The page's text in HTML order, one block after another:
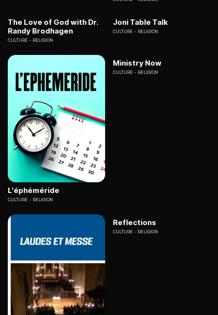
The Love of God with Dr.
Randy Brodhagen
CULTURE RELIGION
Joni Table Talk
CULTURE RELIGION
L'éphéméride
CULTURE RELIGION
Ministry Now
CULTURE RELIGION
Reflections
CULTURE RELIGION